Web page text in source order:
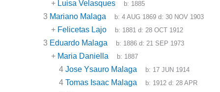
+ Luisa Velasques b: 1885
3 Mariano Malaga b:4 AUG 1869 d:30 NOV 1903
+ Felicetas Lajo b: 1881 d:28 OCT 1912
3 Eduardo Malaga b: 1886 d:21 SEP 1973
+ Maria Daniella b: 1887
4 Jose Ysauro Malaga b: 17 JUN 1914
4 Tomas Isaac Malaga b: 1912 d:28 APR